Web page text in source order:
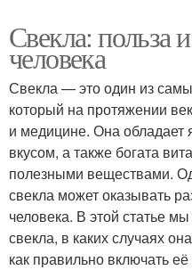
Свекла: польза
человека
Свекла — это один из
который на протяжении
и медицине. Она обладает
вкусом, а также богата
полезными веществами.
свекла может оказывать
человека. В этой статье
свекла, в каких случаях
как правильно включать